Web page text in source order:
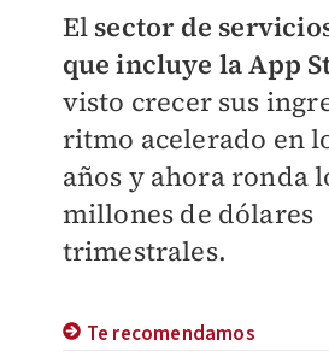
El sector de
que incluye la App
visto crecer sus
ritmo acelerado en
años y ahora ronda
millones de dólares
trimestrales.
Te recomendamos